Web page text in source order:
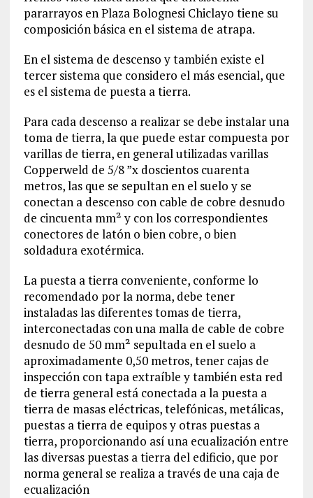
pararrayos en Plaza Bolognesi Chiclayo tiene su
composición básica en el sistema de atrapa.
En el sistema de descenso y también existe el
tercer sistema que considero el más esencial, que
es el sistema de puesta a tierra.
Para cada descenso a realizar se debe instalar una
toma de tierra, la que puede estar compuesta por
varillas de tierra, en general utilizadas varillas
Copperweld de 5/8 ”x doscientos cuarenta
metros, las que se sepultan en el suelo y se
conectan a descenso con cable de cobre desnudo
de cincuenta mm² y con los correspondientes
conectores de latón o bien cobre, o bien
soldadura exotérmica.
La puesta a tierra conveniente, conforme lo
recomendado por la norma, debe tener
instaladas las diferentes tomas de tierra,
interconectadas con una malla de cable de cobre
desnudo de 50 mm² sepultada en el suelo a
aproximadamente 0,50 metros, tener cajas de
inspección con tapa extraíble y también esta red
de tierra general está conectada a la puesta a
tierra de masas eléctricas, telefónicas, metálicas,
puestas a tierra de equipos y otras puestas a
tierra, proporcionando así una ecualización entre
las diversas puestas a tierra del edificio, que por
norma general se realiza a través de una caja de
ecualización